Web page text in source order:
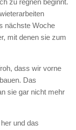
zu regnen beginnt.
nächste Woche
mit denen sie zum
dass wir vorne
Das
sie gar nicht mehr
und das